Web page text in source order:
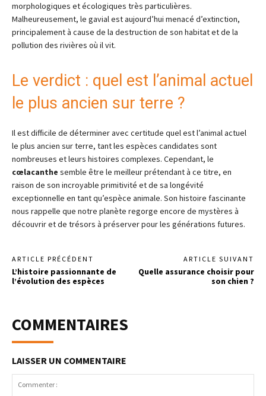
morphologiques et écologiques très particulières.
Malheureusement, le gavial est aujourd’hui menacé d’extinction,
principalement à cause de la destruction de son habitat et de la
pollution des rivières où il vit.
Le verdict : quel est l’animal actuel
le plus ancien sur terre ?
Il est difficile de déterminer avec certitude quel est l’animal actuel
le plus ancien sur terre, tant les espèces candidates sont
nombreuses et leurs histoires complexes. Cependant, le
cœlacanthe semble être le meilleur prétendant à ce titre, en
raison de son incroyable primitivité et de sa longévité
exceptionnelle en tant qu’espèce animale. Son histoire fascinante
nous rappelle que notre planète regorge encore de mystères à
découvrir et de trésors à préserver pour les générations futures.
ARTICLE PRÉCÉDENT
L’histoire passionnante de
l’évolution des espèces
ARTICLE SUIVANT
Quelle assurance choisir pour
son chien ?
COMMENTAIRES
LAISSER UN COMMENTAIRE